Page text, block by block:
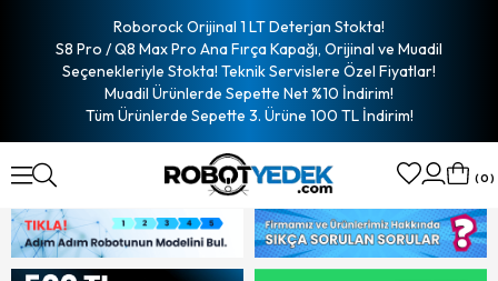
Roborock Orijinal 1 LT Deterjan Stokta!
S8 Pro / Q8 Max Pro Ana Fırça Kapağı, Orijinal ve Muadil
Seçenekleriyle Stokta! Teknik Servislere Özel Fiyatlar!
Muadil Ürünlerde Sepette Net %10 İndirim!
Tüm Ürünlerde Sepette 3. Ürüne 100 TL İndirim!
0